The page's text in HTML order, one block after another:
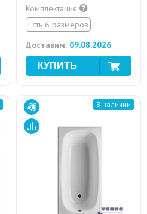
Комплектация
Есть 6 размеров
Доставим: 09.08.2026
В наличии